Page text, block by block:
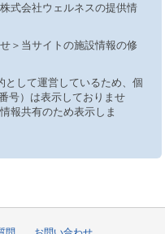
式会社ウェルネスの提供情
＞当サイトの施設情報の修
として運営しているため、個
号）は表示しておりませ
報共有のため表示しま